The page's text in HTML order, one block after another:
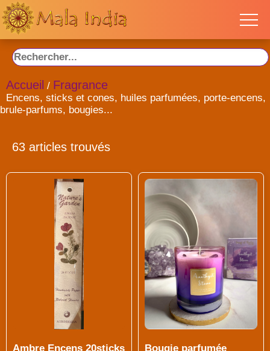
Accueil / Fragrance
Encens, sticks et cones, huiles parfumées, porte-encens,
brule-parfums, bougies...
63 articles trouvés
Ambre Encens 20sticks
Bougie parfumée